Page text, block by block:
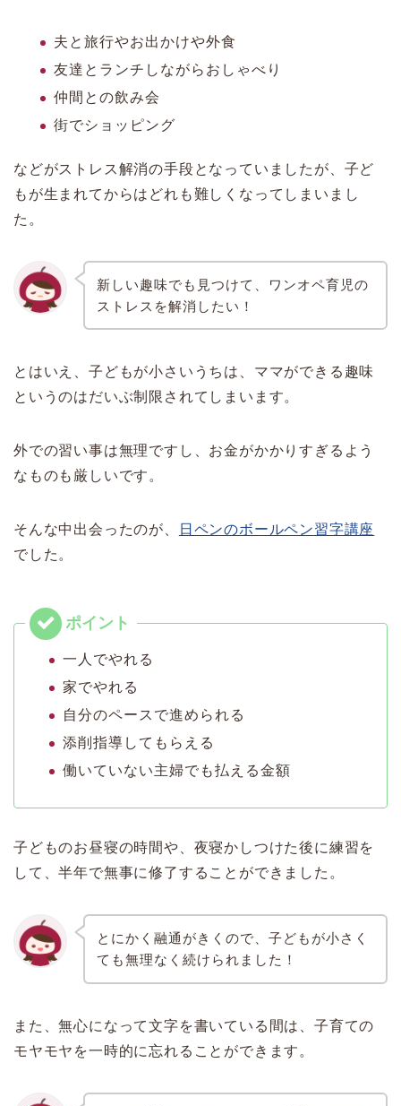
夫と旅行やお出かけや外食
友達とランチしながらおしゃべり
仲間との飲み会
街でショッピング
などがストレス解消の手段となっていましたが、子ど
もが生まれてからはどれも難しくなってしまいまし
た。
新しい趣味でも見つけて、ワンオペ育児の
ストレスを解消したい！
とはいえ、子どもが小さいうちは、ママができる趣味
というのはだいぶ制限されてしまいます。
外での習い事は無理ですし、お金がかかりすぎるよう
なものも厳しいです。
そんな中出会ったのが、
日ペンのボールペン習字講座
でした。
一人でやれる
家でやれる
自分のペースで進められる
添削指導してもらえる
働いていない主婦でも払える金額
子どものお昼寝の時間や、夜寝かしつけた後に練習を
して、半年で無事に修了することができました。
とにかく融通がきくので、子どもが小さく
ても無理なく続けられました！
また、無心になって文字を書いている間は、子育ての
モヤモヤを一時的に忘れることができます。